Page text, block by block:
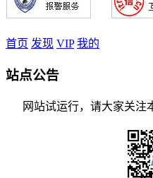
首页 发现 VIP 我的
站点公告
网站试运行，请大家关注